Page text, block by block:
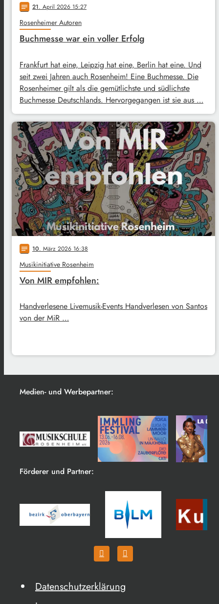
notes 21. April 2026 15:27
Rosenheimer Autoren
Buchmesse war ein voller Erfolg
Frankfurt hat eine, Leipzig hat eine, Berlin hat eine. Und
seit zwei Jahren auch Rosenheim! Eine Buchmesse. Die
Rosenheimer gilt als die gemütlichste und südlichste
Buchmesse Deutschlands. Hervorgegangen ist sie aus …
notes 10. März 2026 16:38
Musikinitiative Rosenheim
Von MIR empfohlen:
Handverlesene Livemusik-Events Handverlesen von Santos
von der MiR …
Medien- und Werbepartner:
Förderer und Partner:
Datenschutzerklärung